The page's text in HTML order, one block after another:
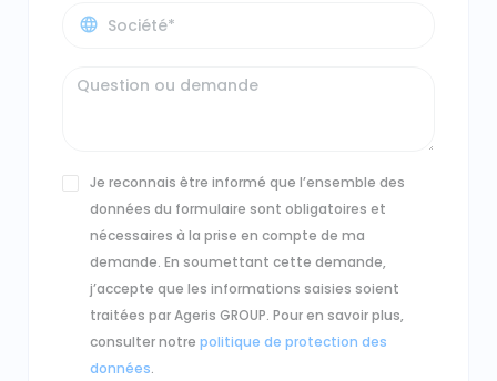
Je reconnais être informé que l’ensemble des
données du formulaire sont obligatoires et
nécessaires à la prise en compte de ma
demande. En soumettant cette demande,
j’accepte que les informations saisies soient
traitées par Ageris GROUP. Pour en savoir plus,
consulter notrepolitique de protection des
données.